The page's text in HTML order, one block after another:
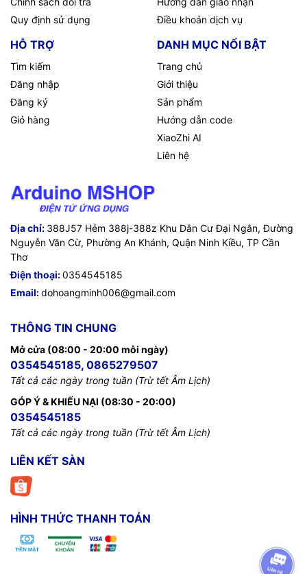
Quy định sử dụng
Điều khoản dịch vụ
HỖ TRỢ
Tìm kiếm
Đăng nhập
Đăng ký
Giỏ hàng
DANH MỤC NỔI BẬT
Trang chủ
Giới thiệu
Sản phẩm
Hướng dẫn code
XiaoZhi AI
Liên hệ
Địa chỉ: 388J57 Hẻm 388j-388z Khu Dân Cư Đại Ngân, Đường
Nguyễn Văn Cừ, Phường An Khánh, Quận Ninh Kiều, TP Cần
Thơ
Điện thoại:0354545185
Email:dohoangminh006@gmail.com
THÔNG TIN CHUNG
Mở cửa (08:00 - 20:00 mỗi ngày)
0354545185, 0865279507
Tất cả các ngày trong tuần (Trừ tết Âm Lịch)
GÓP Ý & KHIẾU NẠI (08:30 - 20:00)
0354545185
Tất cả các ngày trong tuần (Trừ tết Âm Lịch)
LIÊN KẾT SÀN
HÌNH THỨC THANH TOÁN